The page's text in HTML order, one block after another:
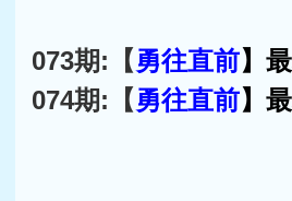
073期:【 勇往直前】
074期:【 勇往直前】